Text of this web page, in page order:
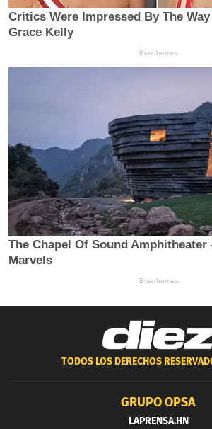
TODOS LOS DERECHOS
GRUPO OPSA
LAPRENSA.HN